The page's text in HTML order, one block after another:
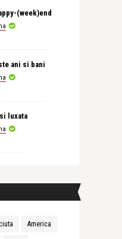
(week)end
ani si bani
luxata
America